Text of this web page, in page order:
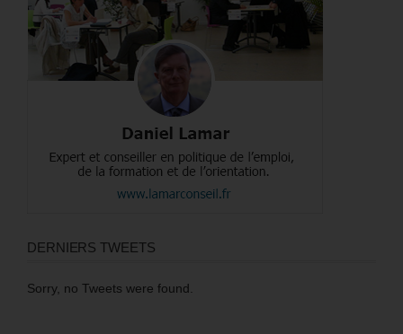
DERNIERS TWEETS
Sorry, no Tweets were found.